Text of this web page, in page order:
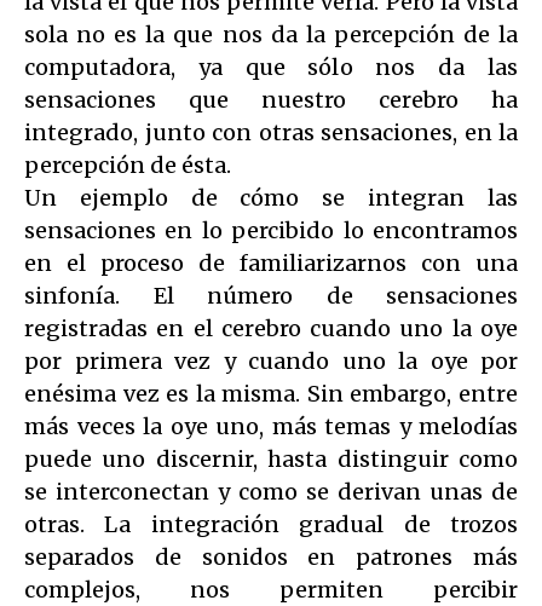
sola no es la que nos da la percepción de la
computadora, ya que sólo nos da las
sensaciones que nuestro cerebro ha
integrado, junto con otras sensaciones, en la
percepción de ésta.
Un ejemplo de cómo se integran las
sensaciones en lo percibido lo encontramos
en el proceso de familiarizarnos con una
sinfonía. El número de sensaciones
registradas en el cerebro cuando uno la oye
por primera vez y cuando uno la oye por
enésima vez es la misma. Sin embargo, entre
más veces la oye uno, más temas y melodías
puede uno discernir, hasta distinguir como
se interconectan y como se derivan unas de
otras. La integración gradual de trozos
separados de sonidos en patrones más
complejos, nos permiten percibir